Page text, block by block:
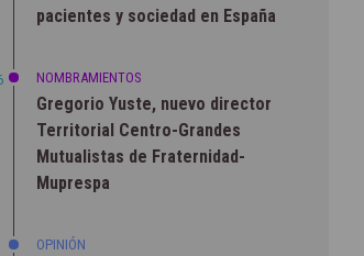
pacientes y sociedad en España
NOMBRAMIENTOS
Gregorio Yuste, nuevo director
Territorial Centro-Grandes
Mutualistas de Fraternidad-
Muprespa
OPINIÓN